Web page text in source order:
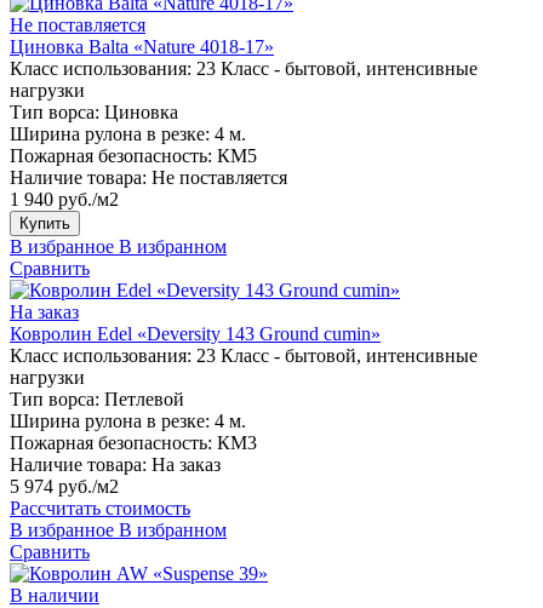
Не поставляется
Циновка Balta «Nature 4018-17»
Класс использования: 23 Класс - бытовой, интенсивные
нагрузки
Тип ворса: Циновка
Ширина рулона в резке: 4 м.
Пожарная безопасность: КМ5
Наличие товара: Не поставляется
1 940 руб./м2
Купить
В избранное В избранном
Сравнить
На заказ
Ковролин Edel «Deversity 143 Ground cumin»
Класс использования: 23 Класс - бытовой, интенсивные
нагрузки
Тип ворса: Петлевой
Ширина рулона в резке: 4 м.
Пожарная безопасность: КМ3
Наличие товара: На заказ
5 974 руб./м2
Рассчитать стоимость
В избранное В избранном
Сравнить
В наличии